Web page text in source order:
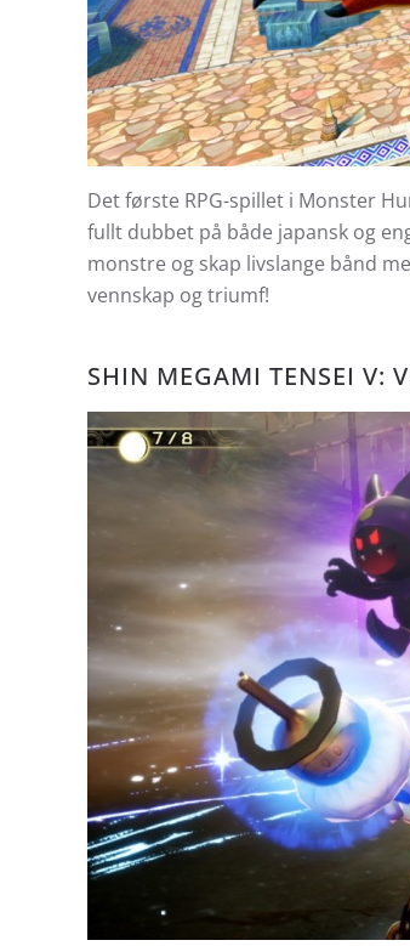
Det første RPG-spillet i Monster
fullt dubbet på både japansk og
monstre og skap livslange bånd
vennskap og triumf!
SHIN MEGAMI TENSEI V: